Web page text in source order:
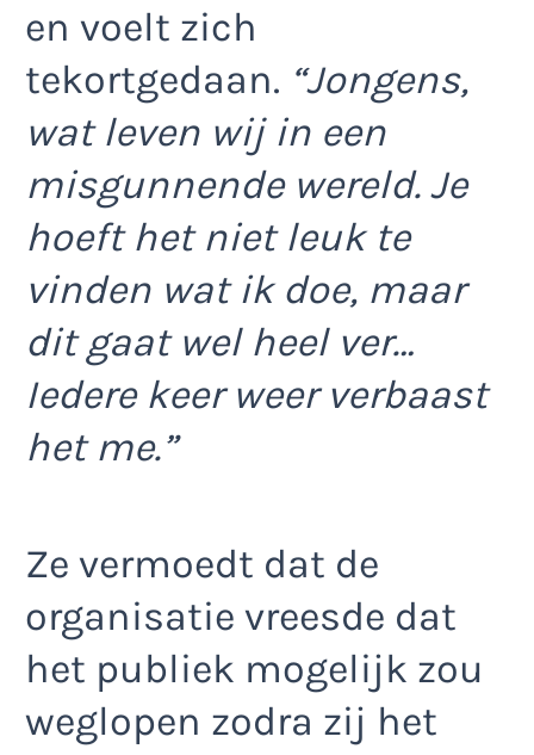
en voelt zich
tekortgedaan. “Jongens,
wat leven wij in een
misgunnende wereld. Je
hoeft het niet leuk te
vinden wat ik doe, maar
dit gaat wel heel ver…
Iedere keer weer verbaast
het me.”
Ze vermoedt dat de
organisatie vreesde dat
het publiek mogelijk zou
weglopen zodra zij het